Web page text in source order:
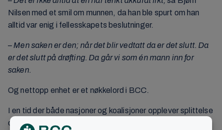
Nilsen med et smil om munnen, da han ble spurt om han
alltid var enig i fellesskapets beslutninger.
– Men saken er den; når det blir vedtatt da er det slutt. Da
er det slutt på drøfting. Da går vi som én mann inn for
saken.
Og nettopp enhet er et nøkkelord i BCC.
I en tid der både nasjoner og koalisjoner opplever splittelse
og konflikt, så er det mer enn noen gang behov få å